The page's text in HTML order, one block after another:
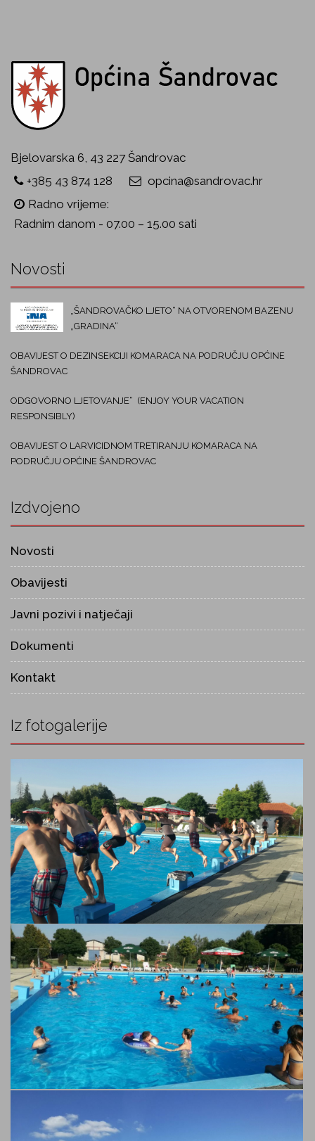
Bjelovarska 6, 43 227 Šandrovac
+385 43 874 128
opcina@sandrovac.hr
Radno vrijeme:
Radnim danom - 07.00 – 15.00 sati
Novosti
„ŠANDROVAČKO LJETO“ NA OTVORENOM BAZENU
„GRADINA“
OBAVIJEST O DEZINSEKCIJI KOMARACA NA PODRUČJU OPĆINE
ŠANDROVAC
ODGOVORNO LJETOVANJE“ (ENJOY YOUR VACATION
RESPONSIBLY)
OBAVIJEST O LARVICIDNOM TRETIRANJU KOMARACA NA
PODRUČJU OPĆINE ŠANDROVAC
Izdvojeno
Novosti
Obavijesti
Javni pozivi i natječaji
Dokumenti
Kontakt
Iz fotogalerije